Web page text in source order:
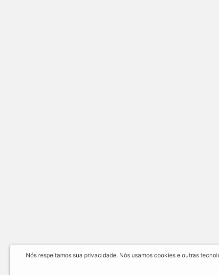
Nós respeitamos sua privacidade. Nós usamos cookies e outras